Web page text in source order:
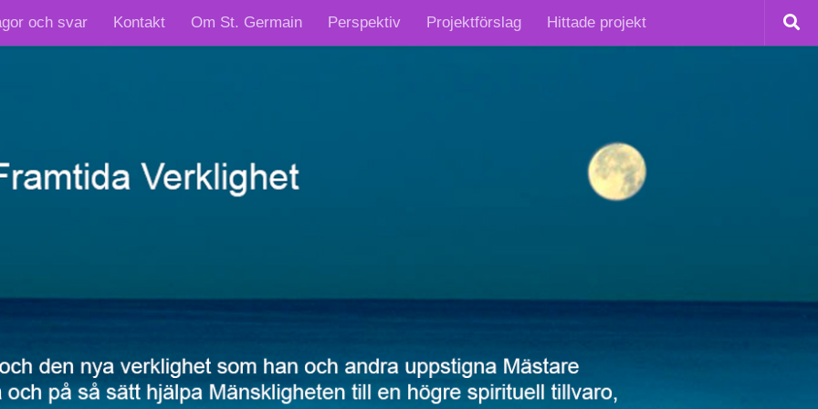
och svar Kontakt Om St. Germain Perspektiv Projektförslag Hittade projekt